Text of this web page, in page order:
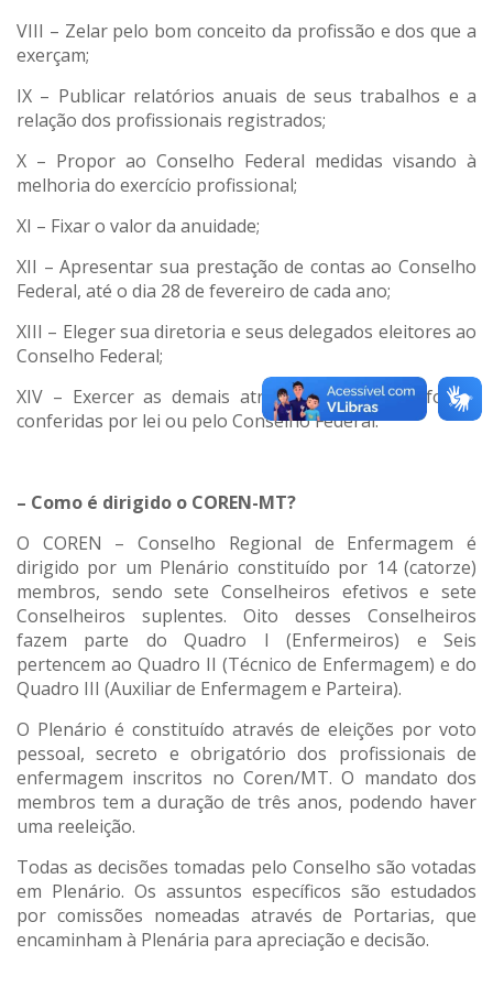
VIII – Zelar pelo bom conceito da profissão e dos que a
exerçam;
IX – Publicar relatórios anuais de seus trabalhos e a
relação dos profissionais registrados;
X – Propor ao Conselho Federal medidas visando à
melhoria do exercício profissional;
XI – Fixar o valor da anuidade;
XII – Apresentar sua prestação de contas ao Conselho
Federal, até o dia 28 de fevereiro de cada ano;
XIII – Eleger sua diretoria e seus delegados eleitores ao
Conselho Federal;
XIV – Exercer as demais atribuições que lhes forem
conferidas por lei ou pelo Conselho Federal.
– Como é dirigido o COREN-MT?
O COREN – Conselho Regional de Enfermagem é
dirigido por um Plenário constituído por 14 (catorze)
membros, sendo sete Conselheiros efetivos e sete
Conselheiros suplentes. Oito desses Conselheiros
fazem parte do Quadro I (Enfermeiros) e Seis
pertencem ao Quadro II (Técnico de Enfermagem) e do
Quadro III (Auxiliar de Enfermagem e Parteira).
O Plenário é constituído através de eleições por voto
pessoal, secreto e obrigatório dos profissionais de
enfermagem inscritos no Coren/MT. O mandato dos
membros tem a duração de três anos, podendo haver
uma reeleição.
Todas as decisões tomadas pelo Conselho são votadas
em Plenário. Os assuntos específicos são estudados
por comissões nomeadas através de Portarias, que
encaminham à Plenária para apreciação e decisão.